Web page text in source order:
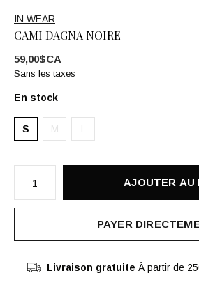
IN WEAR
CAMI DAGNA NOIRE
59,00$CA
Sans les taxes
En stock
S M L
AJOUTER AU
PAYER
Livraison gratuite À partir de